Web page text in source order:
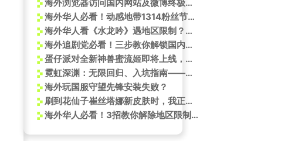
海外浏览器访问国内网站及微博终极指南
海外华人必看！动感地带1314粉丝节重磅回归，这些游戏福利错过等一年
海外华人看《水龙吟》遇地区限制？教你一招解锁武侠江湖！
海外追剧党必看！三步教你解锁国内热门剧集《守护者们》
蛋仔派对全新神兽蜜流姬即将上线，国外玩蛋仔派对连接不上服务器怎么办？
霓虹深渊：无限回归、入坑指南——抽奖策略与发展方向
海外玩国服守望先锋安装失败？
刷到花仙子崔丝塔娜新皮肤时，我正卡在300ms延迟上——海外党看国服更新，比打晋级赛还难
海外华人必看！3招教你解除地区限制，轻松追《日掛中天》辛芷蕾新剧